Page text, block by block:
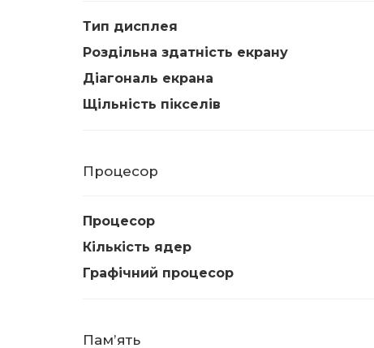
Тип дисплея
Роздільна здатність екрану
Діагональ екрана
Щільність пікселів
Процесор
Процесор
Кількість ядер
Графічний процесор
Памʼять